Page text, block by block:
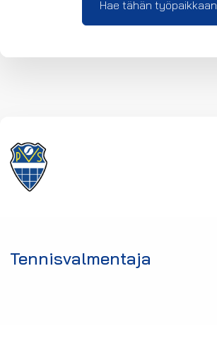
Hae tähän työpaikkaan
Tennisvalmentaja